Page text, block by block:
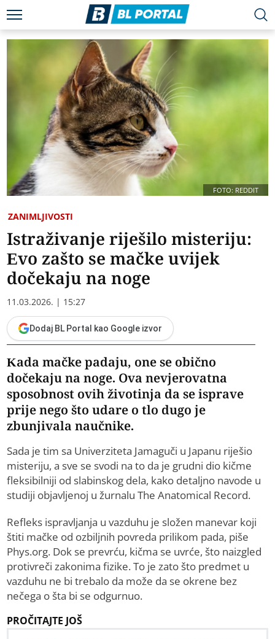
FOTO: REDDIT
ZANIMLJIVOSTI
Istraživanje riješilo misteriju:
Evo zašto se mačke uvijek
dočekaju na noge
11.03.2026. | 15:27
Dodaj BL Portal kao Google izvor
Kada mačke padaju, one se obično
dočekaju na noge. Ova nevjerovatna
sposobnost ovih životinja da se isprave
prije nego što udare o tlo dugo je
zbunjivala naučnike.
Sada je tim sa Univerziteta Jamaguči u Japanu riješio
misteriju, a sve se svodi na to da je grudni dio kičme
fleksibilniji od slabinskog dela, kako detaljno navode u
studiji objavljenoj u žurnalu The Anatomical Record.
Refleks ispravljanja u vazduhu je složen manevar koji
štiti mačke od ozbiljnih povreda prilikom pada, piše
Phys.org. Dok se prevrću, kičma se uvrće, što naizgled
protivreči zakonima fizike. To je zato što predmet u
vazduhu ne bi trebalo da može da se okrene bez
nečega o šta bi se odgurnuo.
PROČITAJTE JOŠ